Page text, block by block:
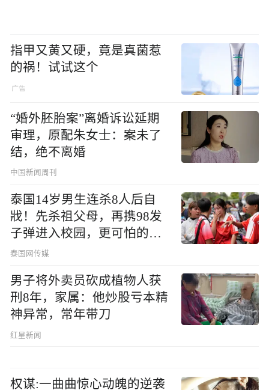
指甲又黄又硬，竟是真菌惹
的祸！试试这个
“婚外胚胎案”离婚诉讼延期
审理，原配朱女士：案未了
结，绝不离婚
中国新闻周刊
泰国14岁男生连杀8人后自
戕！先杀祖父母，再携98发
子弹进入校园，更可怕的细
节公布了
泰国网传媒
男子将外卖员砍成植物人获
刑8年，家属：他炒股亏本精
神异常，常年带刀
红星新闻
权谋:一曲曲惊心动魄的逆袭